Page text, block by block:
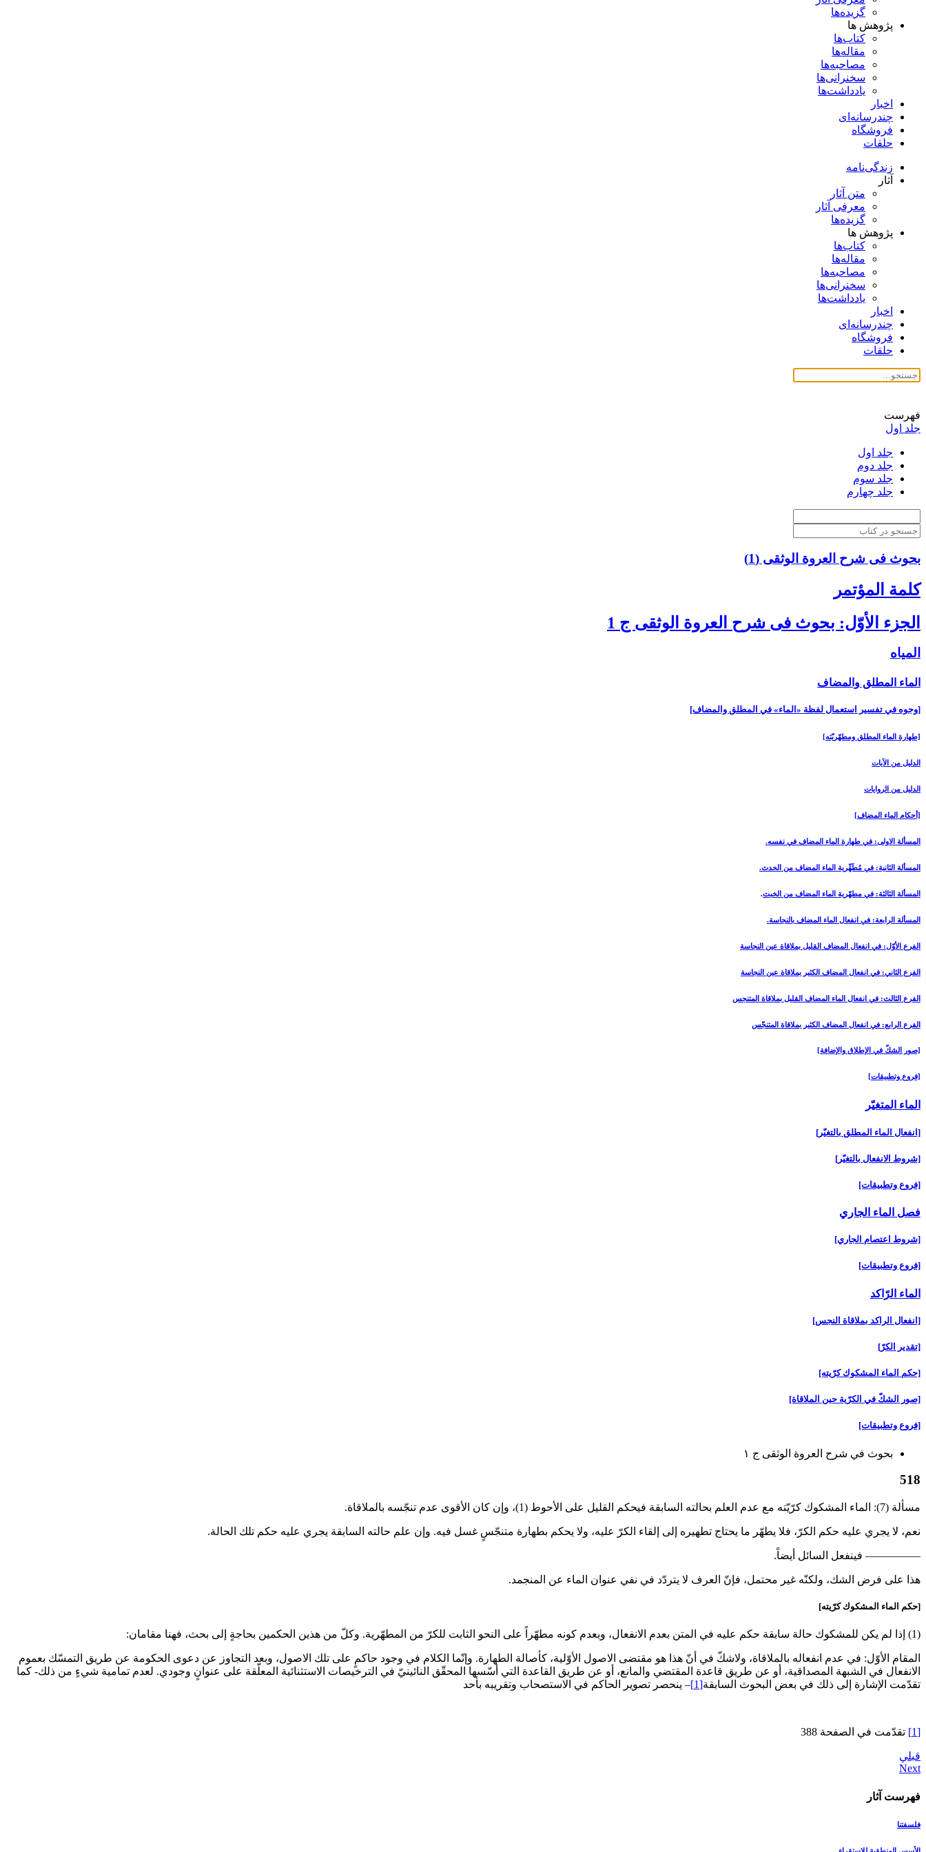
گزیده‌ها
پژوهش ها
کتاب‌ها
مقاله‌ها
مصاحبه‌ها
سخنرانی‌ها
یادداشت‌ها
اخبار
چندرسانه‌ای
فروشگاه
حلقات
زندگی‌نامه
آثار
متن آثار
معرفی آثار
گزیده‌ها
پژوهش ها
کتاب‌ها
مقاله‌ها
مصاحبه‌ها
سخنرانی‌ها
یادداشت‌ها
اخبار
چندرسانه‌ای
فروشگاه
حلقات
فهرست
جلد اول
جلد اول
جلد دوم
جلد سوم
جلد چهارم
بحوث فی شرح العروة الوثقی (1)
كلمة المؤتمر
الجزء الأوّل: بحوث فى شرح العروة الوثقى ج 1
المياه‏
الماء المطلق والمضاف‏
[وجوه في تفسير استعمال لفظة «الماء» في المطلق والمضاف‏]
[طهارة الماء المطلق ومطهّريّته‏]
الدليل من الآيات
الدليل من الروايات
[أحكام الماء المضاف‏]
المسألة الاولى: في طهارة الماء المضاف في نفسه.
المسألة الثانية: في مُطَهِّرية الماء المضاف من الحدث.
المسألة الثالثة: في مطهّرية الماء المضاف من الخبث.
المسألة الرابعة: في انفعال الماء المضاف بالنجاسة.
الفرع الأوّل: في انفعال المضاف القليل بملاقاة عين النجاسة
الفرع الثاني: في انفعال المضاف الكثير بملاقاة عين النجاسة
الفرع الثالث: في انفعال الماء المضاف القليل بملاقاة المتنجس
الفرع الرابع: في انفعال المضاف الكثير بملاقاة المتنجّس
[صور الشكّ في الإطلاق والإضافة]
[فروع وتطبيقات‏]
الماء المتغيّر
[انفعال الماء المطلق بالتغيّر]
[شروط الانفعال بالتغيّر]
[فروع وتطبيقات‏]
فصل الماء الجاري‏
[شروط اعتصام الجاري‏]
[فروع وتطبيقات‏]
الماء الرّاكد
[انفعال الراكد بملاقاة النجس‏]
[تقدير الكرّ]
[حكم الماء المشكوك كرّيته‏]
[صور الشكّ في الكرّية حين الملاقاة]
[فروع وتطبيقات‏]
بحوث في شرح العروة الوثقى ج ۱
518
مسألة (7): الماء المشكوك كرّيّته مع عدم العلم بحالته السابقة في‏حكم القليل على الأحوط (1)، وإن كان الأقوى عدم تنجّسه بالملاقاة.
نعم، لا يجري عليه حكم الكرّ، فلا يطهّر ما يحتاج تطهيره إلى إلقاء الكرّ عليه، ولا يحكم بطهارة متنجّسٍ غسل فيه. وإن علم حالته السابقة يجري عليه حكم تلك الحالة.
————— فينفعل السائل أيضاً.
هذا على فرض الشك، ولكنّه غير محتمل، فإنّ العرف لا يتردّد في نفي عنوان الماء عن المنجمد.
[حكم الماء المشكوك كرّيته‏]
(1) إذا لم يكن للمشكوك حالة سابقة حكم عليه في المتن بعدم الانفعال، وبعدم كونه مطهّراً على النحو الثابت للكرّ من المطهّرية. وكلّ من هذين الحكمين بحاجةٍ إلى بحث، فهنا مقامان:
المقام الأوّل: في عدم انفعاله بالملاقاة، ولاشكّ في أنّ هذا هو مقتضى الاصول الأوّلية، كأصالة الطهارة. وإنّما الكلام في وجود حاكمٍ على تلك الاصول، وبعد التجاوز عن دعوى الحكومة عن طريق التمسّك بعموم
الانفعال في الشبهة المصداقية، أو عن طريق قاعدة المقتضي والمانع، أو عن طريق القاعدة التي أسّسها المحقّق النائينيّ في الترخيصات الاستثنائية المعلّقة على عنوانٍ وجودي. لعدم تمامية شي‏ءٍ من ذلك- كما
تقدّمت الإشارة إلى ذلك في بعض البحوث السابقة[1] – ينحصر تصوير الحاكم في الاستصحاب وتقريبه بأحد
[1] تقدّمت في الصفحة 388
قبلي
فهرست آثار
فلسفتنا